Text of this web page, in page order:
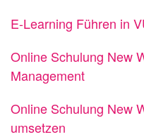
E-Learning Führen in
Online Schulung New
Management
Online Schulung New
umsetzen